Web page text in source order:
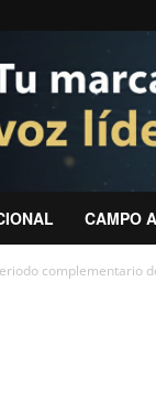
CAMPO
complementario